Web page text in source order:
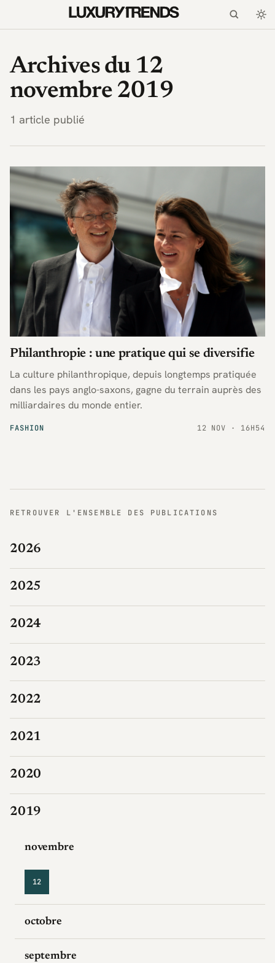
Archives du 12
novembre 2019
1 article publié
FASHION
Philanthropie : une pratique qui se diversifie
La culture philanthropique, depuis longtemps pratiquée
dans les pays anglo-saxons, gagne du terrain auprès des
milliardaires du monde entier.
12 NOV · 16H54
RETROUVER L'ENSEMBLE DES PUBLICATIONS
2026
2025
2024
2023
2022
2021
2020
2019
novembre
12
octobre
septembre